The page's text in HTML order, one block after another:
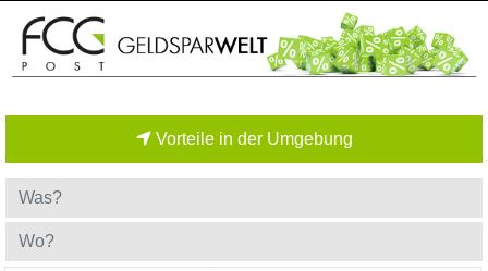
Vorteile in der Umgebung